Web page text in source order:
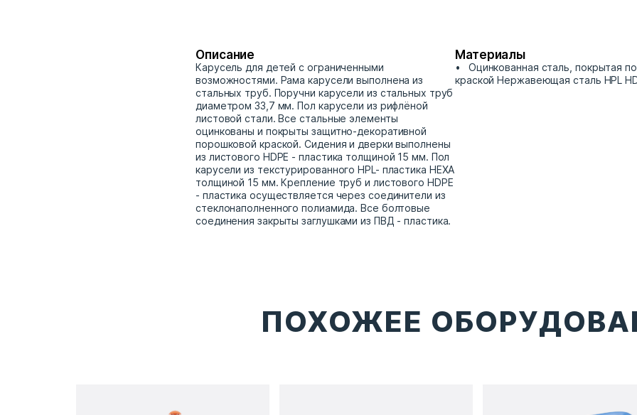
Описание
Карусель для детей с ограниченными
возможностями. Рама карусели выполнена из
стальных труб. Поручни карусели из стальных труб
диаметром 33,7 мм. Пол карусели из рифлёной
листовой стали. Все стальные элементы
оцинкованы и покрыты защитно-декоративной
порошковой краской. Сидения и дверки выполнены
из листового HDPE - пластика толщиной 15 мм. Пол
карусели из текстурированного HPL- пластика HEXA
толщиной 15 мм. Крепление труб и листового HDPE
- пластика осуществляется через соединители из
стеклонаполненного полиамида. Все болтовые
соединения закрыты заглушками из ПВД - пластика.
Материалы
Оцинкованная сталь, покрытая
краской Нержавеющая сталь HPL
ПОХОЖЕЕ